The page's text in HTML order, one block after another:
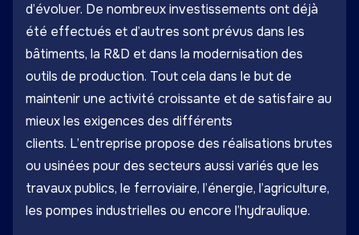
d’évoluer. De nombreux investissements ont déjà
été effectués et d’autres sont prévus dans les
bâtiments, la R&D et dans la modernisation des
outils de production. Tout cela dans le but de
maintenir une activité croissante et de satisfaire au
mieux les exigences des différents
clients. L’entreprise propose des réalisations brutes
ou usinées pour des secteurs aussi variés que les
travaux publics, le ferroviaire, l’énergie, l’agriculture,
les pompes industrielles ou encore l’hydraulique.